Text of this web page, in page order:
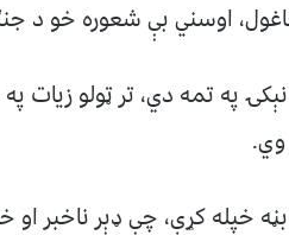
اوسني بې شعوره خو د
په تمه دي، تر ټولو زیات
وي.
خپله کړې، چې ډېر ناخبر